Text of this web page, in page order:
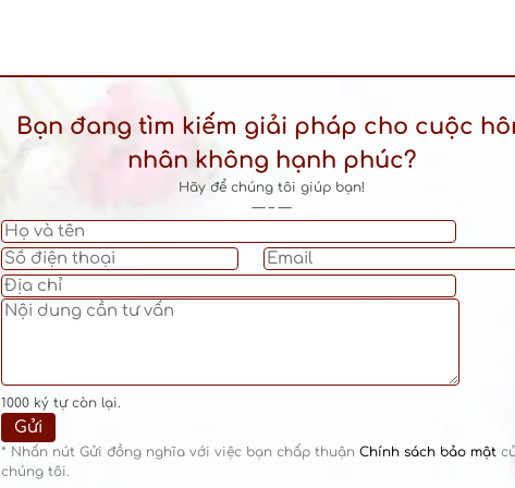
Bạn đang tìm kiếm giải pháp cho cuộc
nhân không hạnh phúc?
Hãy để chúng tôi giúp bạn!
— – —
1000 ký tự còn lại.
* Nhấn nút Gửi đồng nghĩa với việc bạn chấp thuận Chính sách bảo mật
chúng tôi.